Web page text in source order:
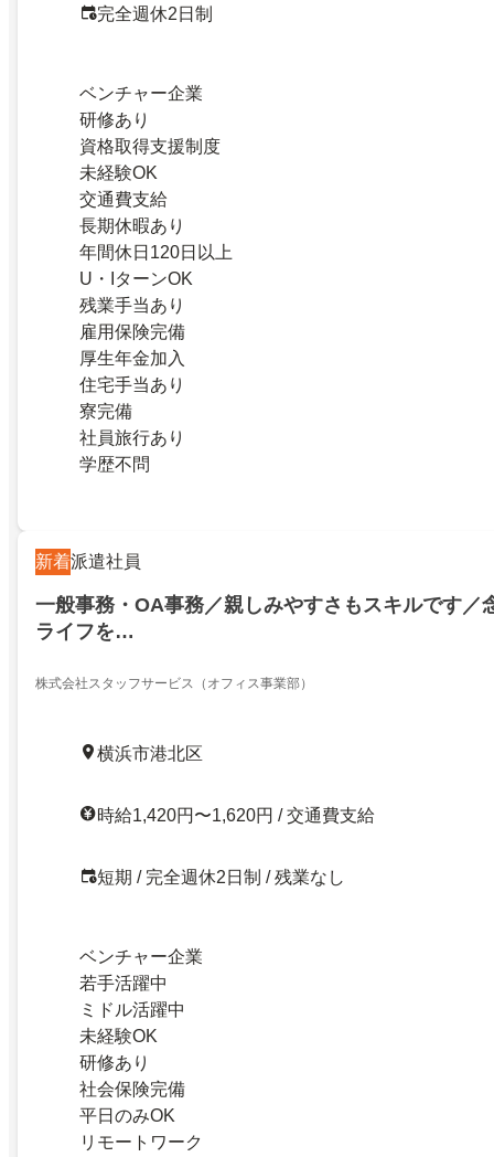
完全週休2日制
ベンチャー企業
研修あり
資格取得支援制度
未経験OK
交通費支給
長期休暇あり
年間休日120日以上
U・IターンOK
残業手当あり
雇用保険完備
厚生年金加入
住宅手当あり
寮完備
社員旅行あり
学歴不問
新着派遣社員
一般事務・OA事務／親しみやすさもスキルです／
ライフを…
株式会社スタッフサービス（オフィス事業部）
横浜市港北区
時給1,420円〜1,620円 / 交通費支給
短期 / 完全週休2日制 / 残業なし
ベンチャー企業
若手活躍中
ミドル活躍中
未経験OK
研修あり
社会保険完備
平日のみOK
リモートワーク